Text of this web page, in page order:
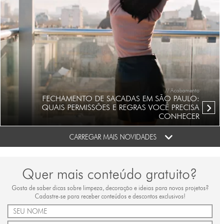
// Acabamento
FECHAMENTO DE SACADAS EM SÃO PAULO:
QUAIS PERMISSÕES E REGRAS VOCÊ PRECISA
CONHECER
CARREGAR MAIS NOVIDADES
Quer mais conteúdo gratuito?
Gosta de saber dicas sobre limpeza, decoração e ideias para novos projetos?
Cadastre-se para receber conteúdos e descontos exclusivos!